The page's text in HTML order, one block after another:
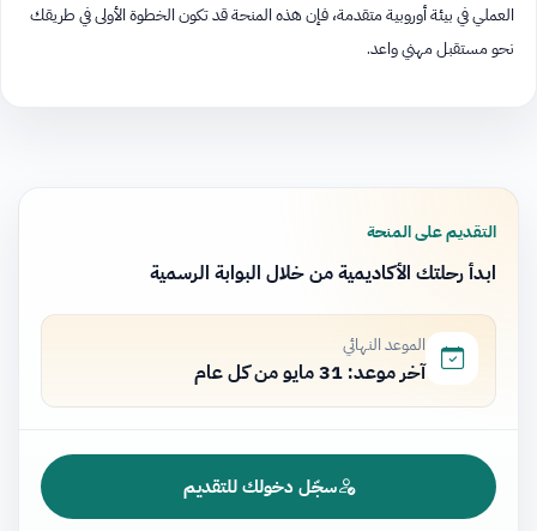
العملي في بيئة أوروبية متقدمة، فإن هذه المنحة قد تكون الخطوة الأولى في طريقك
نحو مستقبل مهني واعد.
التقديم على المنحة
ابدأ رحلتك الأكاديمية من خلال البوابة الرسمية
الموعد النهائي
آخر موعد: 31 مايو من كل عام
سجّل دخولك للتقديم